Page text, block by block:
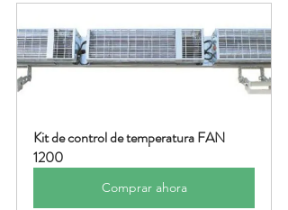
Kit de control de temperatura FAN
1200
Comprar ahora